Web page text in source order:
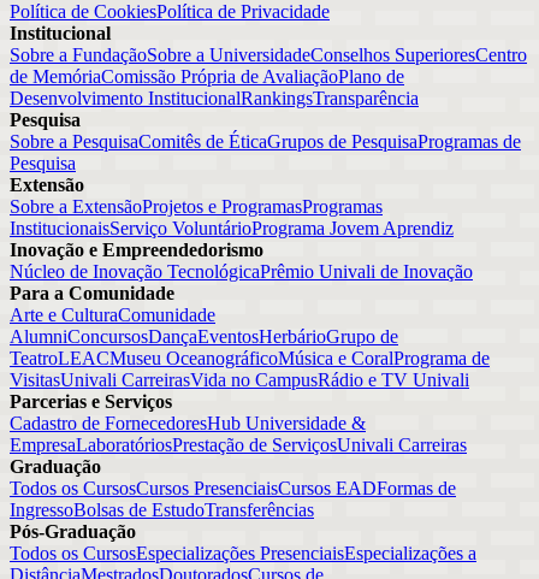
Política de CookiesPolítica de Privacidade
Institucional
Sobre a FundaçãoSobre a UniversidadeConselhos SuperioresCentro
de MemóriaComissão Própria de AvaliaçãoPlano de
Desenvolvimento InstitucionalRankingsTransparência
Pesquisa
Sobre a PesquisaComitês de ÉticaGrupos de PesquisaProgramas de
Pesquisa
Extensão
Sobre a ExtensãoProjetos e ProgramasProgramas
InstitucionaisServiço VoluntárioPrograma Jovem Aprendiz
Inovação e Empreendedorismo
Núcleo de Inovação TecnológicaPrêmio Univali de Inovação
Para a Comunidade
Arte e CulturaComunidade
AlumniConcursosDançaEventosHerbárioGrupo de
TeatroLEACMuseu OceanográficoMúsica e CoralPrograma de
VisitasUnivali CarreirasVida no CampusRádio e TV Univali
Parcerias e Serviços
Cadastro de FornecedoresHub Universidade &
EmpresaLaboratóriosPrestação de ServiçosUnivali Carreiras
Graduação
Todos os CursosCursos PresenciaisCursos EADFormas de
IngressoBolsas de EstudoTransferências
Pós-Graduação
Todos os CursosEspecializações PresenciaisEspecializações a